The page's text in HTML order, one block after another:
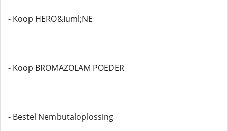
- Koop HERO&Iuml;NE
- Koop BROMAZOLAM POEDER
- Bestel Nembutaloplossing